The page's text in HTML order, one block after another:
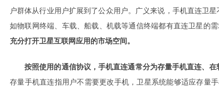
户群体从行业用户扩展到了公众用户。广义来说，手机直连卫
如物联网终端、车载、船载、机载等通信终端都有直连卫星的
充分打开卫星互联网应用的市场空间。
按照使用的通信协议，手机直连通常分为存量手机直连、
存量手机直连指用户不需要更改手机，卫星系统能够适应存量